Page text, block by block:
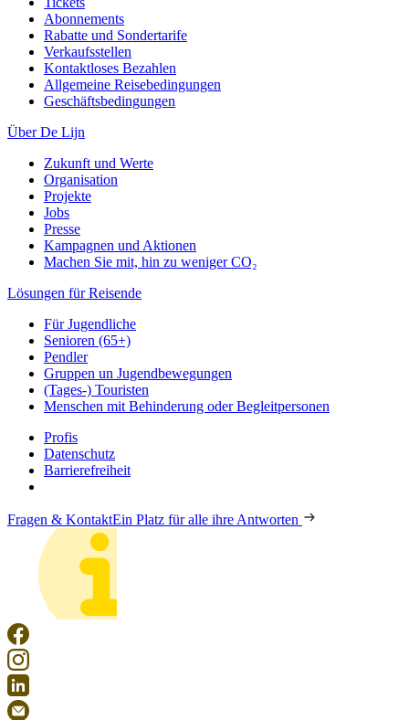
Abonnements
Rabatte und Sondertarife
Verkaufsstellen
Kontaktloses Bezahlen
Allgemeine Reisebedingungen
Geschäftsbedingungen
Über De Lijn
Zukunft und Werte
Organisation
Projekte
Jobs
Presse
Kampagnen und Aktionen
Machen Sie mit, hin zu weniger CO₂
Lösungen für Reisende
Für Jugendliche
Senioren (65+)
Pendler
Gruppen un Jugendbewegungen
(Tages-) Touristen
Menschen mit Behinderung oder Begleitpersonen
Profis
Datenschutz
Barrierefreiheit
Fragen & KontaktEin Platz für alle ihre Antworten